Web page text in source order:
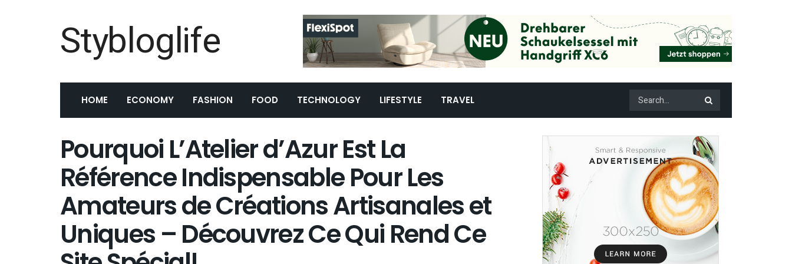
Stybloglife
HOME ECONOMY FASHION FOOD TECHNOLOGY LIFESTYLE TRAVEL
Pourquoi L’Atelier d’Azur Est La
Référence Indispensable Pour Les
Amateurs de Créations Artisanales et
Uniques – Découvrez Ce Qui Rend Ce